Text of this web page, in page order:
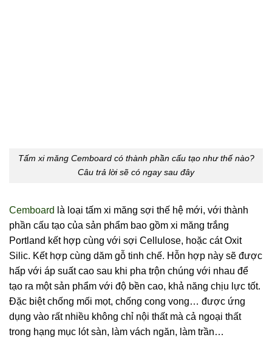
Tấm xi măng Cemboard có thành phần cấu tạo như thế nào?
Câu trả lời sẽ có ngay sau đây
Cemboard là loại tấm xi măng sợi thế hệ mới, với thành
phần cấu tạo của sản phẩm bao gồm xi măng trắng
Portland kết hợp cùng với sợi Cellulose, hoặc cát Oxit
Silic. Kết hợp cùng dăm gỗ tinh chế. Hỗn hợp này sẽ được
hấp với áp suất cao sau khi pha trộn chúng với nhau để
tạo ra một sản phẩm với độ bền cao, khả năng chịu lực tốt.
Đặc biệt chống mối mọt, chống cong vong… được ứng
dụng vào rất nhiều không chỉ nội thất mà cả ngoại thất
trong hạng mục lót sàn, làm vách ngăn, làm trần…